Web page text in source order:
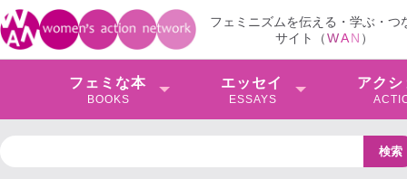
フェミニズムを伝える・学ぶ・つ
サイト（WAN ）
フェミな本
BOOKS
エッセイ
ESSAYS
アクシ